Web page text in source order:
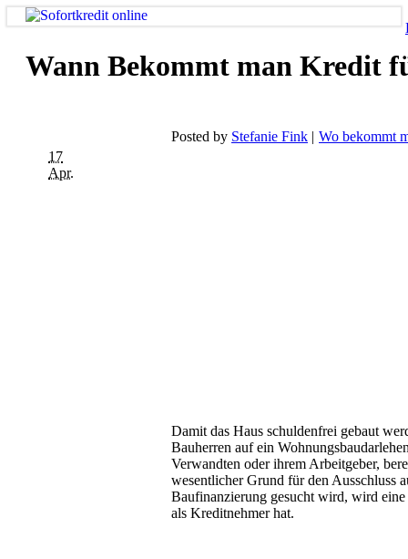
Wann Bekommt man Kredit
17
Apr.
Posted by Stefanie Fink Wo bekommt
Damit das Haus schuldenfrei gebaut
Bauherren auf ein
Verwandten oder ihrem Arbeitgeber,
wesentlicher Grund für den Ausschluss
Baufinanzierung gesucht wird, wird
als Kreditnehmer hat.